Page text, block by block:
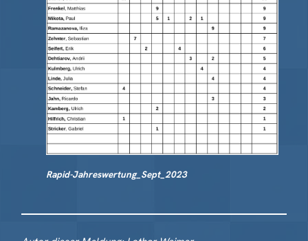
Rapid-Jahreswertung_Sept_2023